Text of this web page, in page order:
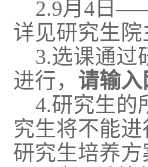
2.9月 4 日
详见研究生院
3.选课通过
进行， 请输
4.研究生的
究生将不能
研究生培养方